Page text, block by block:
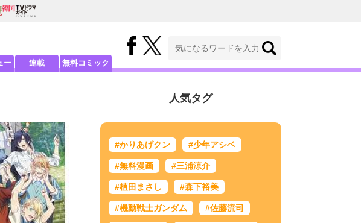
ー 連載 無料コミック
人気タグ
#かりあげクン #少年アシベ
#無料漫画 #三浦涼介
#植田まさし #森下裕美
#機動戦士ガンダム #佐藤流司